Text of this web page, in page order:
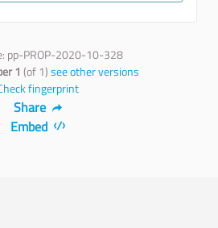
pp-PROP-2020-10-328
1 (of 1)see other versions
fingerprint
Share
Embed